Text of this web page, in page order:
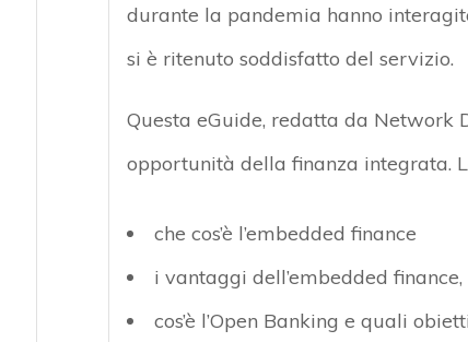
durante la pandemia hanno
si è ritenuto soddisfatto del servizio.
Questa eGuide, redatta da Network
opportunità della finanza integrata.
che cos’è l’embedded finance
i vantaggi dell’embedded
cos’è l’Open Banking e quali